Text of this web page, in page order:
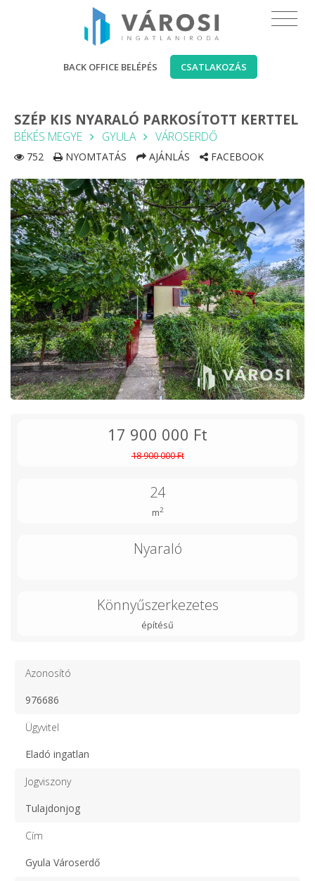
BACK OFFICE BELÉPÉS CSATLAKOZÁS
SZÉP KIS NYARALÓ PARKOSÍTOTT KERTTEL
BÉKÉS MEGYE GYULA VÁROSERDŐ
752 NYOMTATÁS AJÁNLÁS FACEBOOK
17 900 000 Ft
18 900 000 Ft
24
m2
Nyaraló
Könnyűszerkezetes
építésű
Azonosító
976686
Ügyvitel
Eladó ingatlan
Jogviszony
Tulajdonjog
Cím
Gyula Városerdő